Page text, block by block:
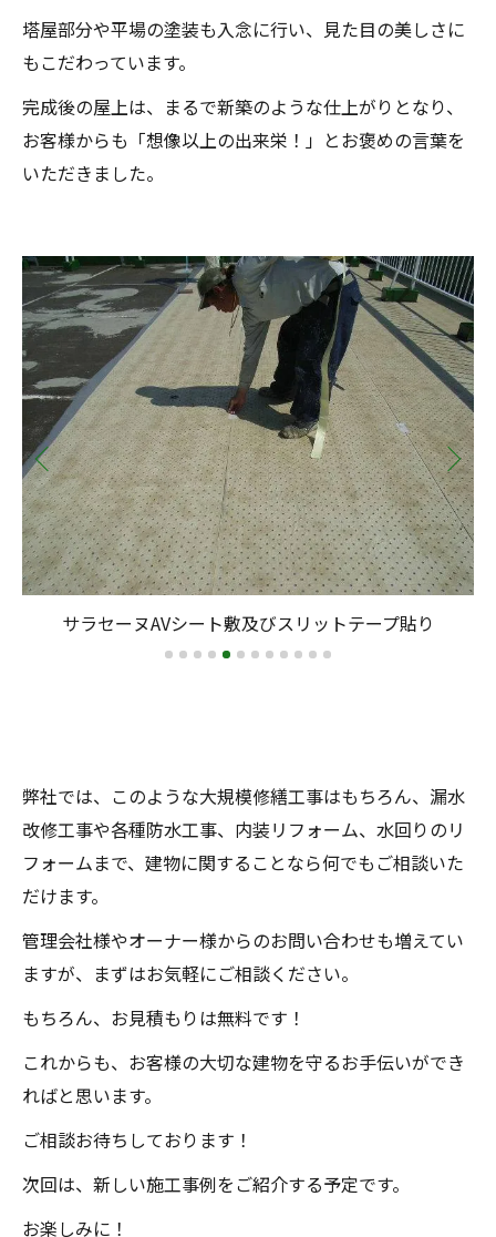
塔屋部分や平場の塗装も入念に行い、見た目の美しさに
もこだわっています。
完成後の屋上は、まるで新築のような仕上がりとなり、
お客様からも「想像以上の出来栄！」とお褒めの言葉を
いただきました。
サラセーヌAVシート敷及びスリットテープ貼り
弊社では、このような大規模修繕工事はもちろん、漏水
改修工事や各種防水工事、内装リフォーム、水回りのリ
フォームまで、建物に関することなら何でもご相談いた
だけます。
管理会社様やオーナー様からのお問い合わせも増えてい
ますが、まずはお気軽にご相談ください。
もちろん、お見積もりは無料です！
これからも、お客様の大切な建物を守るお手伝いができ
ればと思います。
ご相談お待ちしております！
次回は、新しい施工事例をご紹介する予定です。
お楽しみに！